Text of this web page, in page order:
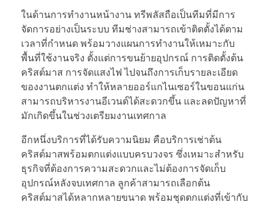
ในด้านการทำงานหน้างาน ทรีพลัสถือเป็นทีมที่มีการ
จัดการอย่างเป็นระบบ ทีมช่างสามารถเข้าติดตั้งได้ตาม
เวลาที่กำหนด พร้อมวางแผนการทำงานให้เหมาะกับ
พื้นที่ใช้งานจริง ตั้งแต่การขนย้ายอุปกรณ์ การติดตั้งต้น
คริสต์มาส การจัดแสงไฟ ไปจนถึงการเก็บรายละเอียด
ของงานตกแต่ง ทำให้หลายออร์แกไนเซอร์ในขอนแก่น
สามารถบริหารงานอีเวนต์ได้สะดวกขึ้น และลดปัญหาที่
มักเกิดขึ้นในช่วงเตรียมงานเทศกาล
อีกหนึ่งบริการที่ได้รับความนิยม คือบริการเช่าต้น
คริสต์มาสพร้อมตกแต่งแบบครบวงจร ซึ่งเหมาะสำหรับ
ธุรกิจที่ต้องการความสะดวกและไม่ต้องการจัดเก็บ
อุปกรณ์หลังจบเทศกาล ลูกค้าสามารถเลือกต้น
คริสต์มาสได้หลากหลายขนาด พร้อมชุดตกแต่งที่เข้ากับ